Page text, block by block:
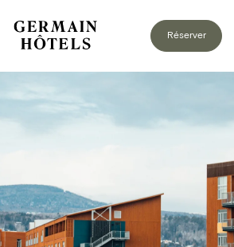
Réserver